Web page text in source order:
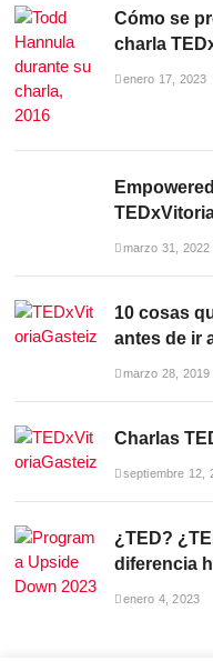
c
e
b
o
a
gr
a
tt
er
Cómo se
charla
enero 17, 2023
marzo 31, 2022
10 cosas
antes de ir
marzo 28, 2019
Charlas
septiembre 12,
¿TED?
diferencia
enero 4, 2023